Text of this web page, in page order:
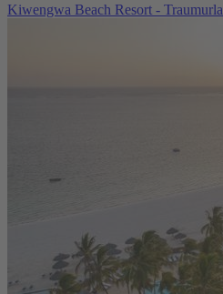
Kiwengwa Beach Resort -